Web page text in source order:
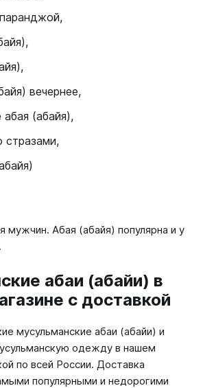
вечернее,
(абайя),
стразами,
мужчин. Абая (абайя) популярна и у
абаи (абайи) в
с доставкой
мусульманские абаи (абайи) и
одежду в нашем
по всей России. Доставка
популярными и недорогими